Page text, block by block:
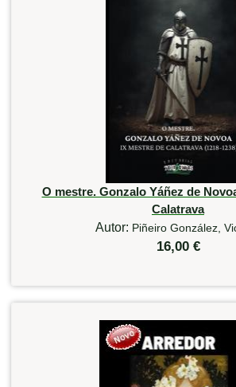
O mestre. Gonzalo Yáñez de
Calatrava
Autor: Piñeiro González,
16,00 €